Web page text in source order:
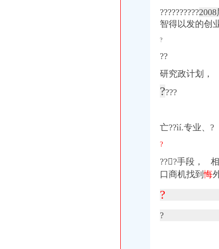
??????????
智得以发的创
?
??
研究政计划，
????
亡??ìí.专业、?
?
???手段，
口商机找到悔
?
?